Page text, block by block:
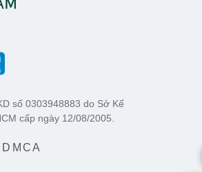
số 0303948883 do Sở Kế
cấp ngày 12/08/2005.